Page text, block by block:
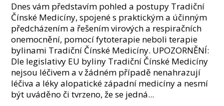
Dnes vám představím pohled a postupy Tradiční
Čínské Medicíny, spojené s praktickým a účinným
předcházením a řešením virových a respiračních
onemocnění, pomocí fytoterapie neboli terapie
bylinami Tradiční Čínské Medicíny. UPOZORNĚNÍ:
Dle legislativy EU byliny Tradiční Čínské Medicíny
nejsou léčivem a v žádném případě nenahrazují
léčiva a léky alopatické západní medicíny a nesmí
být uváděno či tvrzeno, že se jedná...